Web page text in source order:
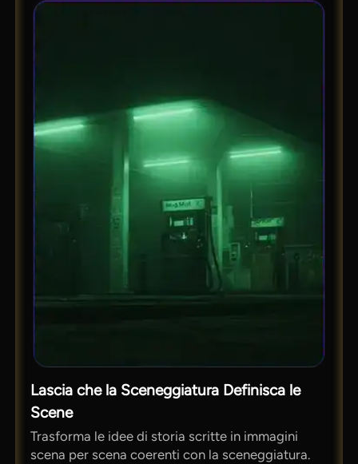
Lascia che la Sceneggiatura Definisca le
Scene
Trasforma le idee di storia scritte in immagini
scena per scena coerenti con la sceneggiatura.